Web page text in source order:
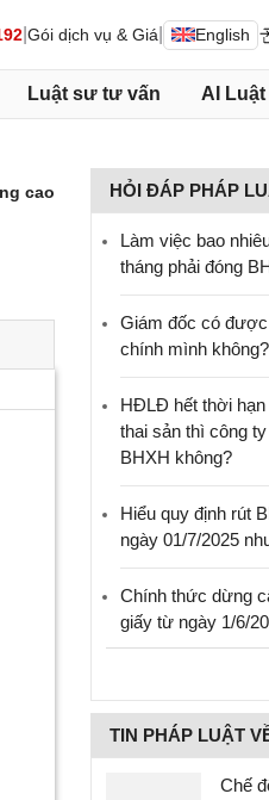
Gói dịch vụ & Giá English
Luật sư tư vấn AI Luật
cao HỎI ĐÁP PHÁP
Làm việc bao
tháng phải đóng
Giám đốc có
chính mình không?
HĐLĐ hết thời hạn
thai sản thì công
BHXH không?
Hiểu quy định rút
ngày 01/7/2025
Chính thức dừng
giấy từ ngày 1/6/
TIN PHÁP LUẬT
Chế